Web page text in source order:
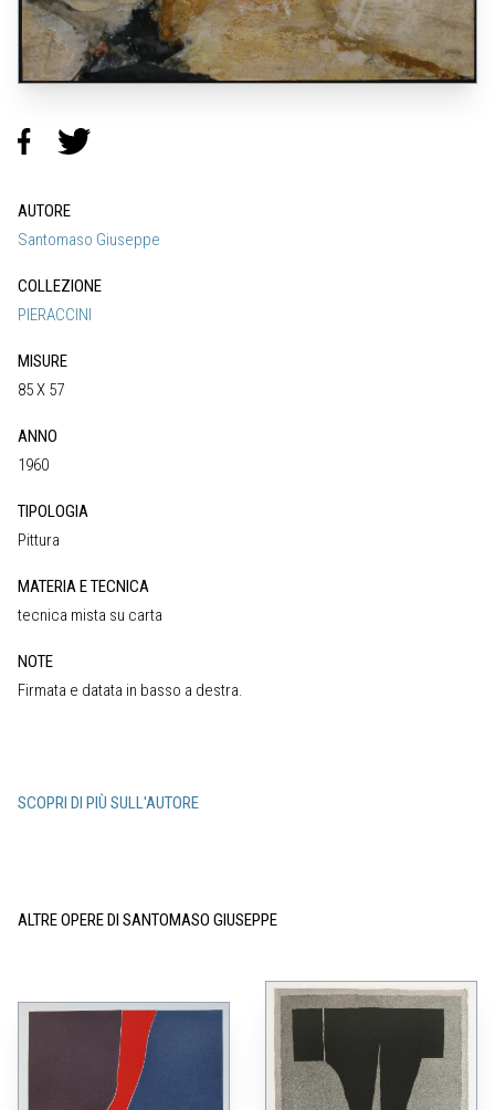
AUTORE
Santomaso Giuseppe
COLLEZIONE
PIERACCINI
MISURE
85 X 57
ANNO
1960
TIPOLOGIA
Pittura
MATERIA E TECNICA
tecnica mista su carta
NOTE
Firmata e datata in basso a destra.
SCOPRI DI PIÙ SULL'AUTORE
ALTRE OPERE DI SANTOMASO GIUSEPPE